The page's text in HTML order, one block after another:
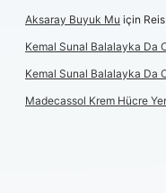
Aksaray Buyuk Mu için Reis
Kemal Sunal Balalayka Da
Kemal Sunal Balalayka Da
Madecassol Krem Hücre